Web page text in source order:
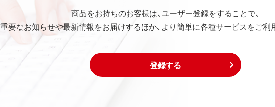
商品をお持ちのお客様は、ユーザー登録をすることで、
重要なお知らせや最新情報をお届けするほか、より簡単に各種サービスをご利
登録する